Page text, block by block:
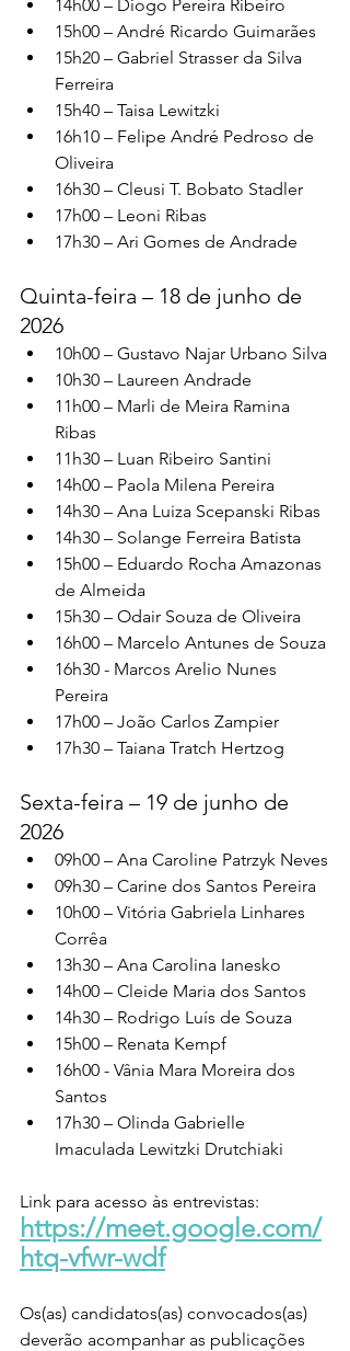
14h00 – Diogo Pereira Ribeiro
15h00 – André Ricardo Guimarães
15h20 – Gabriel Strasser da Silva
Ferreira
15h40 – Taisa Lewitzki
16h10 – Felipe André Pedroso de
Oliveira
16h30 – Cleusi T. Bobato Stadler
17h00 – Leoni Ribas
17h30 – Ari Gomes de Andrade
Quinta-feira – 18 de junho de
2026
10h00 – Gustavo Najar Urbano Silva
10h30 – Laureen Andrade
11h00 – Marli de Meira Ramina
Ribas
11h30 – Luan Ribeiro Santini
14h00 – Paola Milena Pereira
14h30 – Ana Luiza Scepanski Ribas
14h30 – Solange Ferreira Batista
15h00 – Eduardo Rocha Amazonas
de Almeida
15h30 – Odair Souza de Oliveira
16h00 – Marcelo Antunes de Souza
16h30 - Marcos Arelio Nunes
Pereira
17h00 – João Carlos Zampier
17h30 – Taiana Tratch Hertzog
Sexta-feira – 19 de junho de
2026
09h00 – Ana Caroline Patrzyk Neves
09h30 – Carine dos Santos Pereira
10h00 – Vitória Gabriela Linhares
Corrêa
13h30 – Ana Carolina Ianesko
14h00 – Cleide Maria dos Santos
14h30 – Rodrigo Luís de Souza
15h00 – Renata Kempf
16h00 - Vânia Mara Moreira dos
Santos
17h30 – Olinda Gabrielle
Imaculada Lewitzki Drutchiaki
Link para acesso às entrevistas:
https://meet.google.com/
htq-vfwr-wdf
Os(as) candidatos(as) convocados(as)
deverão acompanhar as publicações